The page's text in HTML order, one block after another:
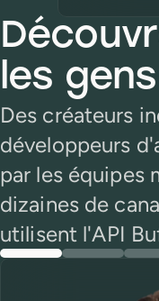
les
Des créateurs
développeurs
par les équipes
dizaines de
utilisent l'API